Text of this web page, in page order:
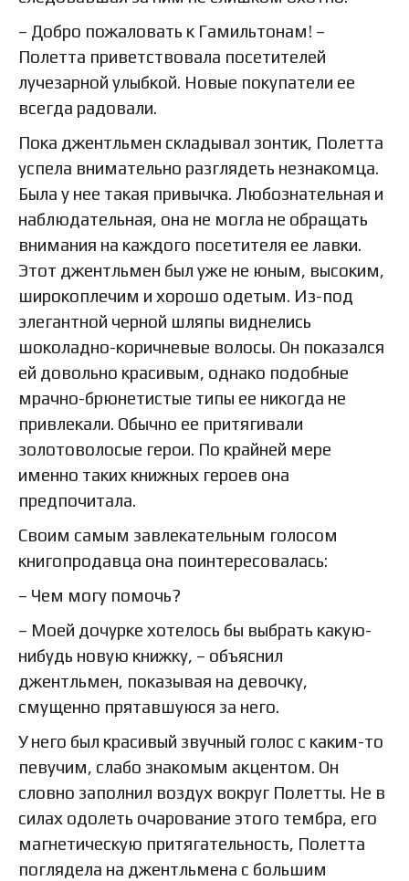
– Добро пожаловать к Гамильтонам! –
Полетта приветствовала посетителей
лучезарной улыбкой. Новые покупатели ее
всегда радовали.
Пока джентльмен складывал зонтик, Полетта
успела внимательно разглядеть незнакомца.
Была у нее такая привычка. Любознательная и
наблюдательная, она не могла не обращать
внимания на каждого посетителя ее лавки.
Этот джентльмен был уже не юным, высоким,
широкоплечим и хорошо одетым. Из-под
элегантной черной шляпы виднелись
шоколадно-коричневые волосы. Он показался
ей довольно красивым, однако подобные
мрачно-брюнетистые типы ее никогда не
привлекали. Обычно ее притягивали
золотоволосые герои. По крайней мере
именно таких книжных героев она
предпочитала.
Своим самым завлекательным голосом
книгопродавца она поинтересовалась:
– Чем могу помочь?
– Моей дочурке хотелось бы выбрать какую-
нибудь новую книжку, – объяснил
джентльмен, показывая на девочку,
смущенно прятавшуюся за него.
У него был красивый звучный голос с каким-то
певучим, слабо знакомым акцентом. Он
словно заполнил воздух вокруг Полетты. Не в
силах одолеть очарование этого тембра, его
магнетическую притягательность, Полетта
поглядела на джентльмена с большим